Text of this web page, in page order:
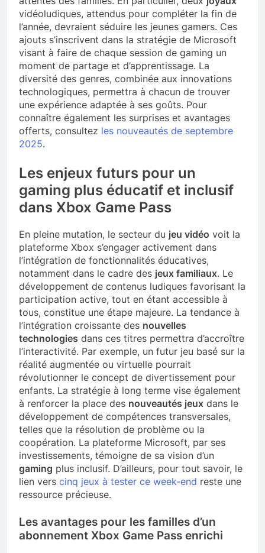
vidéoludiques, attendus pour compléter la fin de
l’année, devraient séduire les jeunes gamers. Ces
ajouts s’inscrivent dans la stratégie de Microsoft
visant à faire de chaque session de gaming un
moment de partage et d’apprentissage. La
diversité des genres, combinée aux innovations
technologiques, permettra à chacun de trouver
une expérience adaptée à ses goûts. Pour
connaître également les surprises et avantages
offerts, consultez les nouveautés de septembre
2025.
Les enjeux futurs pour un
gaming plus éducatif et inclusif
dans Xbox Game Pass
En pleine mutation, le secteur du jeu vidéo voit la
plateforme Xbox s’engager activement dans
l’intégration de fonctionnalités éducatives,
notamment dans le cadre des jeux familiaux. Le
développement de contenus ludiques favorisant la
participation active, tout en étant accessible à
tous, constitue une étape majeure. La tendance à
l’intégration croissante des nouvelles
technologies dans ces titres permettra d’accroître
l’interactivité. Par exemple, un futur jeu basé sur la
réalité augmentée ou virtuelle pourrait
révolutionner le concept de divertissement pour
enfants. La stratégie à long terme vise également
à renforcer la place des nouveautés jeux dans le
développement de compétences transversales,
telles que la résolution de problème ou la
coopération. La plateforme Microsoft, par ses
investissements, témoigne de sa vision d’un
gaming plus inclusif. D’ailleurs, pour tout savoir, le
lien vers cinq jeux à tester ce week-end reste une
ressource précieuse.
Les avantages pour les familles d’un
abonnement Xbox Game Pass enrichi